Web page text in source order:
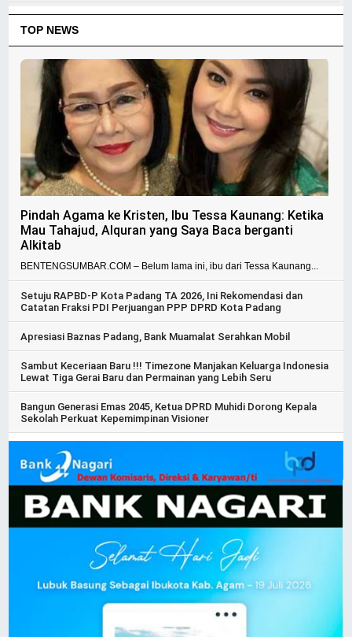
TOP NEWS
Pindah Agama ke Kristen, Ibu Tessa Kaunang: Ketika
Mau Tahajud, Alquran yang Saya Baca berganti
Alkitab
BENTENGSUMBAR.COM – Belum lama ini, ibu dari Tessa Kaunang...
Setuju RAPBD-P Kota Padang TA 2026, Ini Rekomendasi dan
Catatan Fraksi PDI Perjuangan PPP DPRD Kota Padang
Apresiasi Baznas Padang, Bank Muamalat Serahkan Mobil
Sambut Keceriaan Baru !!! Timezone Manjakan Keluarga Indonesia
Lewat Tiga Gerai Baru dan Permainan yang Lebih Seru
Bangun Generasi Emas 2045, Ketua DPRD Muhidi Dorong Kepala
Sekolah Perkuat Kepemimpinan Visioner